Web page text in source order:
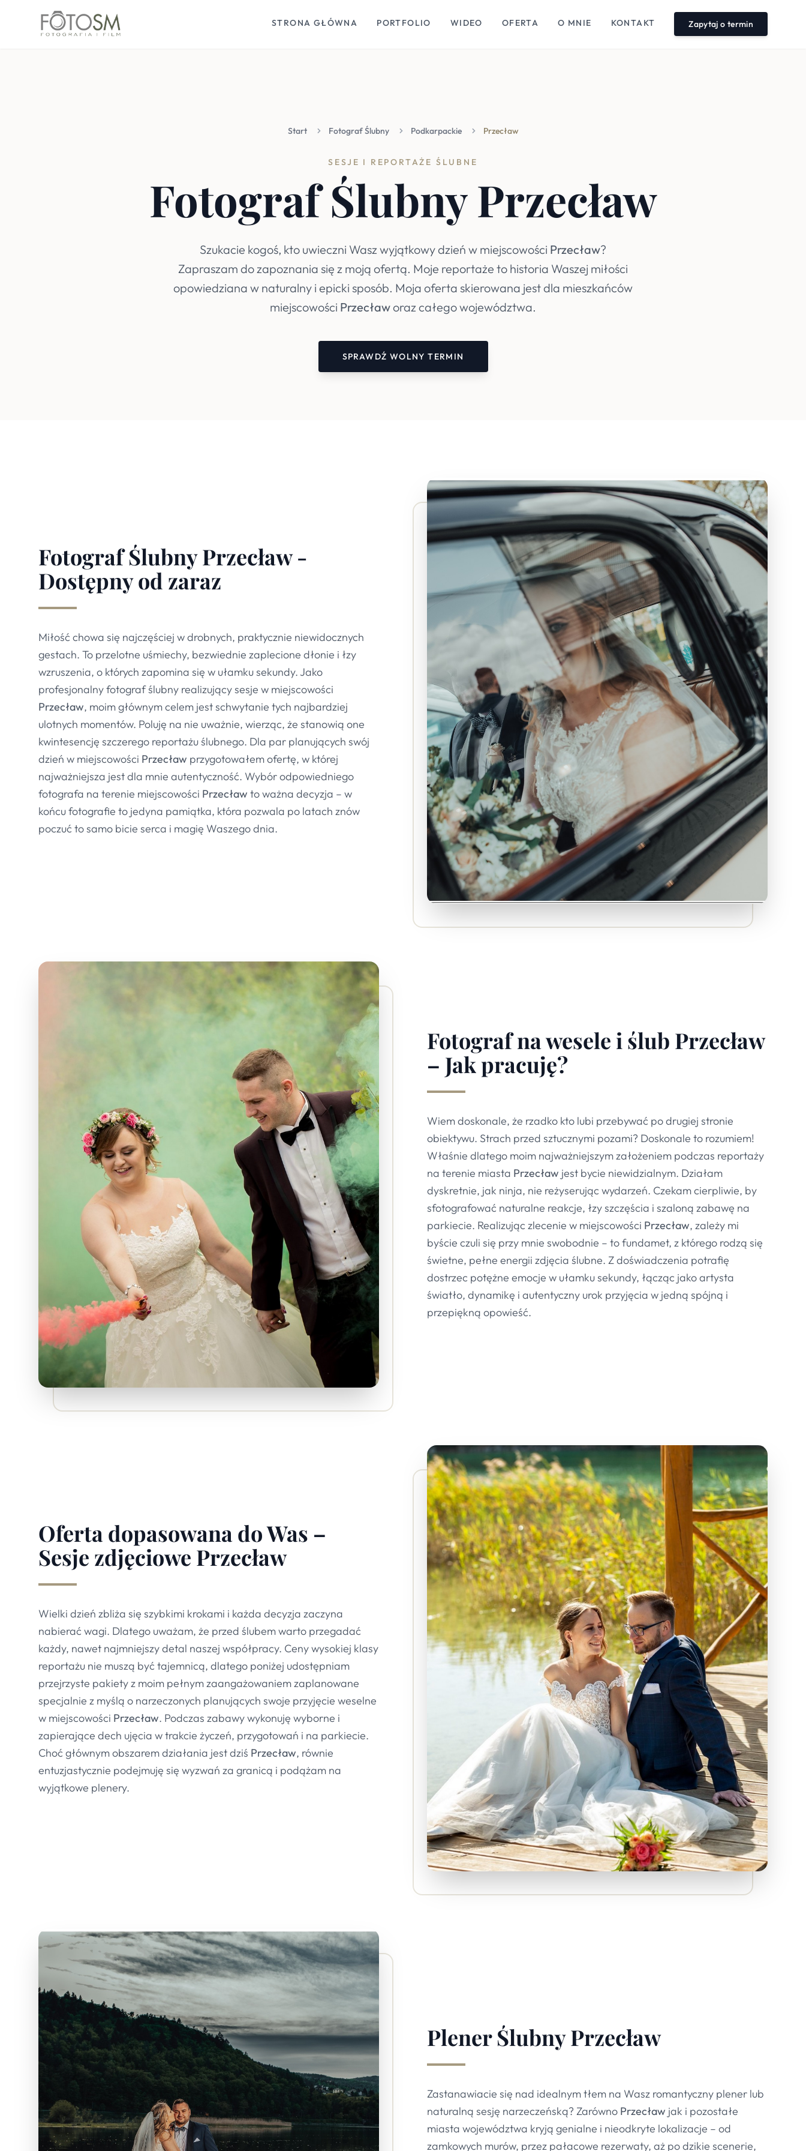
STRONA GŁÓWNA PORTFOLIO WIDEO OFERTA O MNIE KONTAKT Zapytaj o termin
Start Fotograf Ślubny Podkarpackie Przecław
SESJE I REPORTAŻE ŚLUBNE
Fotograf Ślubny Przecław
Szukacie kogoś, kto uwieczni Wasz wyjątkowy dzień w miejscowości Przecław?
Zapraszam do zapoznania się z moją ofertą. Moje reportaże to historia Waszej miłości
opowiedziana w naturalny i epicki sposób. Moja oferta skierowana jest dla mieszkańców
miejscowości Przecławoraz całego województwa.
SPRAWDŹ WOLNY TERMIN
Fotograf Ślubny Przecław -
Dostępny od zaraz
Miłość chowa się najczęściej w drobnych, praktycznie niewidocznych
gestach. To przelotne uśmiechy, bezwiednie zaplecione dłonie i łzy
wzruszenia, o których zapomina się w ułamku sekundy. Jako
profesjonalny fotograf ślubny realizujący sesje w miejscowości
Przecław, moim głównym celem jest schwytanie tych najbardziej
ulotnych momentów. Poluję na nie uważnie, wierząc, że stanowią one
kwintesencję szczerego reportażu ślubnego. Dla par planujących swój
dzień w miejscowości Przecław przygotowałem ofertę, w której
najważniejsza jest dla mnie autentyczność. Wybór odpowiedniego
fotografa na terenie miejscowości Przecław to ważna decyzja – w
końcu fotografie to jedyna pamiątka, która pozwala po latach znów
poczuć to samo bicie serca i magię Waszego dnia.
Fotograf na wesele i ślub Przecław
– Jak pracuję?
Wiem doskonale, że rzadko kto lubi przebywać po drugiej stronie
obiektywu. Strach przed sztucznymi pozami? Doskonale to rozumiem!
Właśnie dlatego moim najważniejszym założeniem podczas reportaży
na terenie miasta Przecław jest bycie niewidzialnym. Działam
dyskretnie, jak ninja, nie reżyserując wydarzeń. Czekam cierpliwie, by
sfotografować naturalne reakcje, łzy szczęścia i szaloną zabawę na
parkiecie. Realizując zlecenie w miejscowości Przecław, zależy mi
byście czuli się przy mnie swobodnie – to fundamet, z którego rodzą się
świetne, pełne energii zdjęcia ślubne. Z doświadczenia potrafię
dostrzec potężne emocje w ułamku sekundy, łącząc jako artysta
światło, dynamikę i autentyczny urok przyjęcia w jedną spójną i
przepiękną opowieść.
Oferta dopasowana do Was –
Sesje zdjęciowe Przecław
Wielki dzień zbliża się szybkimi krokami i każda decyzja zaczyna
nabierać wagi. Dlatego uważam, że przed ślubem warto przegadać
każdy, nawet najmniejszy detal naszej współpracy. Ceny wysokiej klasy
reportażu nie muszą być tajemnicą, dlatego poniżej udostępniam
przejrzyste pakiety z moim pełnym zaangażowaniem zaplanowane
specjalnie z myślą o narzeczonych planujących swoje przyjęcie weselne
w miejscowości Przecław. Podczas zabawy wykonuję wyborne i
zapierające dech ujęcia w trakcie życzeń, przygotowań i na parkiecie.
Choć głównym obszarem działania jest dziś Przecław, równie
entuzjastycznie podejmuję się wyzwań za granicą i podążam na
wyjątkowe plenery.
Plener ŚlubnyPrzecław
Zastanawiacie się nad idealnym tłem na Wasz romantyczny plener lub
naturalną sesję narzeczeńską? Zarówno Przecław jak i pozostałe
miasta województwa kryją genialne i nieodkryte lokalizacje – od
zamkowych murów, przez pałacowe rezerwaty, aż po dzikie scenerie,